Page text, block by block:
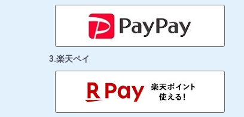
3.楽天ペイ